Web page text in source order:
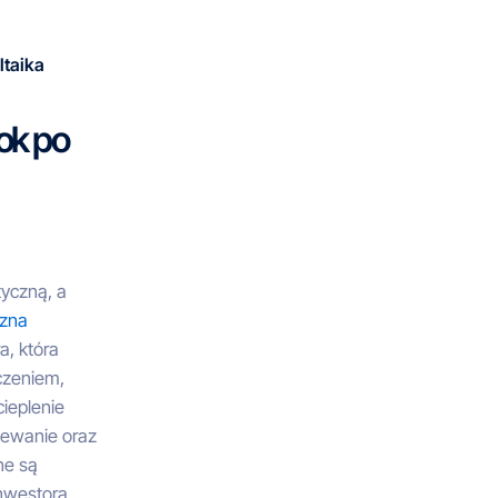
po
a
która
oraz
są